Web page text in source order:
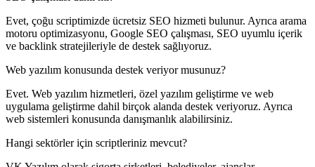
Evet, çoğu scriptimizde ücretsiz SEO hizmeti bulunur. Ayrıca arama
motoru optimizasyonu, Google SEO çalışması, SEO uyumlu içerik
ve backlink stratejileriyle de destek sağlıyoruz.
Web yazılım konusunda destek veriyor musunuz?
Evet. Web yazılım hizmetleri, özel yazılım geliştirme ve web
uygulama geliştirme dahil birçok alanda destek veriyoruz. Ayrıca
web sistemleri konusunda danışmanlık alabilirsiniz.
Hangi sektörler için scriptleriniz mevcut?